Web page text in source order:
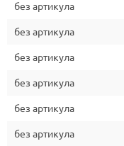
без артикула
без артикула
без артикула
без артикула
без артикула
без артикула